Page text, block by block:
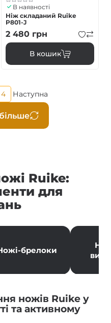
В наявності
Ніж складаний Ruike
P801-J
2 480 грн
В кошик
Розбивка
на
Page
4
Наступна
сторінка
Наступна
Ruike:
для
брелоки
ножів Ruike у
та активному